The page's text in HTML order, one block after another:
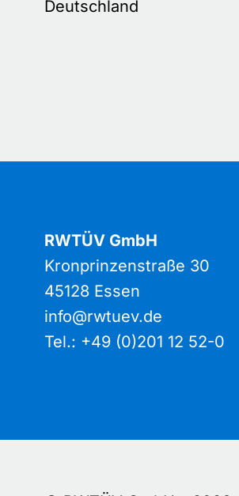
Deutschland
RWTÜV GmbH
Kronprinzenstraße 30
45128 Essen
info@rwtuev.de
Tel.: +49 (0)201 12 52-0